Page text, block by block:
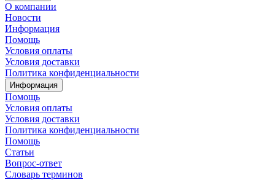
О компании
Новости
Информация
Помощь
Условия оплаты
Условия доставки
Политика конфиденциальности
Информация
Помощь
Условия оплаты
Условия доставки
Политика конфиденциальности
Помощь
Статьи
Вопрос-ответ
Словарь терминов